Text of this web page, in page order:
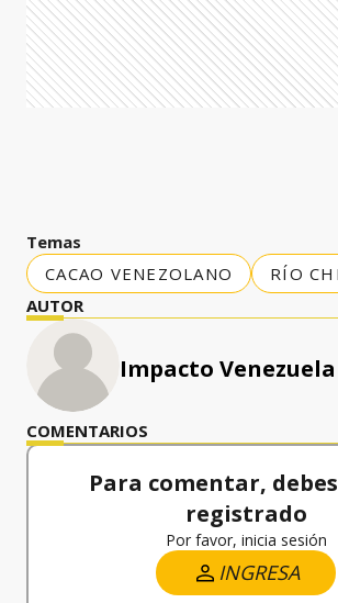
Temas
CACAO VENEZOLANO
RÍO
AUTOR
Impacto Venezuela
COMENTARIOS
Para comentar,
registrado
Por favor, inicia sesión
INGRESA